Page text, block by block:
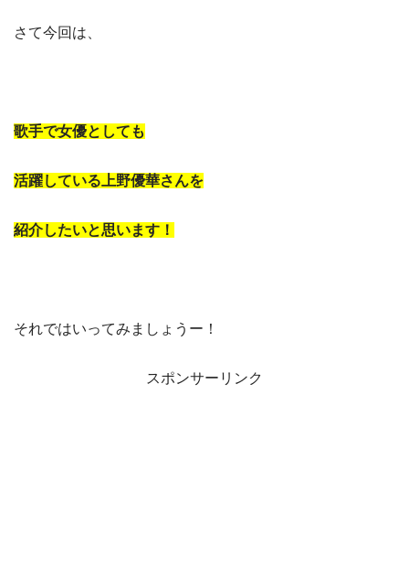
さて今回は、
歌手で女優としても
活躍している上野優華さんを
紹介したいと思います！
それではいってみましょうー！
スポンサーリンク